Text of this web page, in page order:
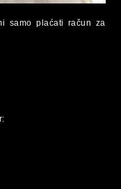
samo plaćati račun za